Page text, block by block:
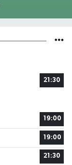
21:30
19:00
19:00
21:30